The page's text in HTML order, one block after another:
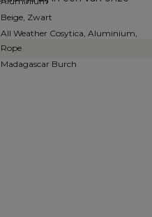
Beige, Zwart
All Weather Cosytica, Aluminium,
Rope
Madagascar Burch